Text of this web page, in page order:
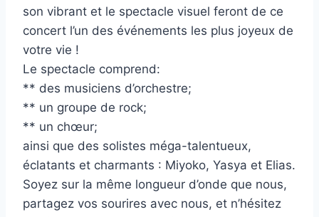
son vibrant et le spectacle visuel feront de ce
concert l’un des événements les plus joyeux de
votre vie !
Le spectacle comprend:
** des musiciens d’orchestre;
** un groupe de rock;
** un chœur;
ainsi que des solistes méga-talentueux,
éclatants et charmants : Miyoko, Yasya et Elias.
Soyez sur la même longueur d’onde que nous,
partagez vos sourires avec nous, et n’hésitez